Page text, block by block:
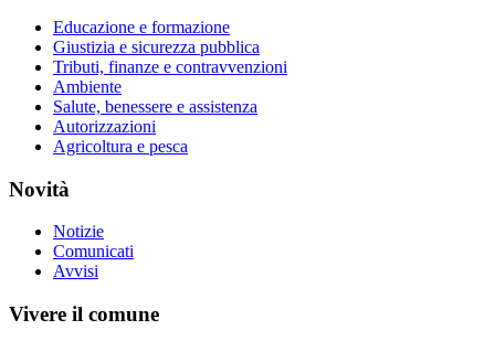
Educazione e formazione
Giustizia e sicurezza pubblica
Tributi, finanze e contravvenzioni
Ambiente
Salute, benessere e assistenza
Autorizzazioni
Agricoltura e pesca
Novità
Notizie
Comunicati
Avvisi
Vivere il comune